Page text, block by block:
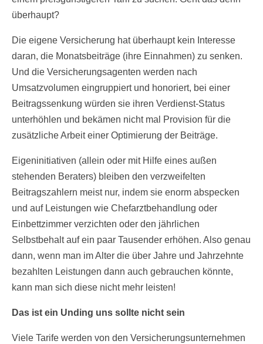
überhaupt?
Die eigene Versicherung hat überhaupt kein Interesse
daran, die Monatsbeiträge (ihre Einnahmen) zu senken.
Und die Versicherungsagenten werden nach
Umsatzvolumen eingruppiert und honoriert, bei einer
Beitragssenkung würden sie ihren Verdienst-Status
unterhöhlen und bekämen nicht mal Provision für die
zusätzliche Arbeit einer Optimierung der Beiträge.
Eigeninitiativen (allein oder mit Hilfe eines außen
stehenden Beraters) bleiben den verzweifelten
Beitragszahlern meist nur, indem sie enorm abspecken
und auf Leistungen wie Chefarztbehandlung oder
Einbettzimmer verzichten oder den jährlichen
Selbstbehalt auf ein paar Tausender erhöhen. Also genau
dann, wenn man im Alter die über Jahre und Jahrzehnte
bezahlten Leistungen dann auch gebrauchen könnte,
kann man sich diese nicht mehr leisten!
Das ist ein Unding uns sollte nicht sein
Viele Tarife werden von den Versicherungsunternehmen